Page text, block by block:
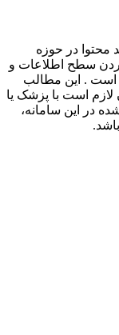
محتوا در حوزه
سطح اطلاعات و
است . این مطالب
لازم است با پزشک یا
در این سامانه،